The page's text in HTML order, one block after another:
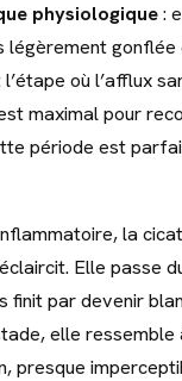
physiologique:
légèrement gonflée
l’étape où l’afflux
maximal pour
période est
la
Elle passe
finit par devenir
elle ressemble
presque